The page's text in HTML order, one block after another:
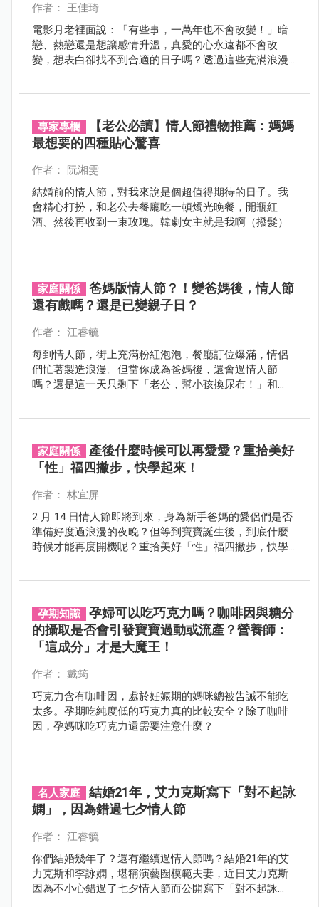
作者： 王佳琦
電影月老裡面說：「有些事，一萬年也不會改變！」暗
戀、熱戀還是想讓感情升溫，真愛的心永遠都不會改
變，想表白卻找不到合適的日子嗎？透過這些充滿浪漫
專家專欄
【老公必讀】情人節禮物推薦：媽媽
最想要的四種貼心驚喜
作者： 阮湘雯
結婚前的情人節，對我來說是個超值得期待的日子。我
會精心打扮，和老公去餐廳吃一頓燭光晚餐，開瓶紅
酒、然後再收到一束玫瑰。韓劇女主就是我啊（撥髮）
家庭關係
爸媽版情人節？！變爸媽後，情人節
還有戲嗎？還是已變親子日？
作者： 江睿毓
每到情人節，街上充滿粉紅泡泡，餐廳訂位爆滿，情侶
們忙著製造浪漫。但當你成為爸媽後，還會過情人節
嗎？還是這一天只剩下「老公，幫小孩換尿布！」和
家庭關係
產後什麼時候可以再愛愛？重拾美好
「性」福四撇步，快學起來！
作者： 林宜屏
2 月 14 日情人節即將到來，身為新手爸媽的愛侶們是否
準備好度過浪漫的夜晚？但等到寶寶誕生後，到底什麼
時候才能再度開機呢？重拾美好「性」福四撇步，快學
孕期知識
孕婦可以吃巧克力嗎？咖啡因與糖分
的攝取是否會引發寶寶過動或流產？營養師：
「這成分」才是大魔王！
作者： 戴筠
巧克力含有咖啡因，處於妊娠期的媽咪總被告誡不能吃
太多。孕期吃純度低的巧克力真的比較安全？除了咖啡
因，孕媽咪吃巧克力還需要注意什麼？
名人家庭
結婚21年，艾力克斯寫下「對不起詠
嫻」，因為錯過七夕情人節
作者： 江睿毓
你們結婚幾年了？還有繼續過情人節嗎？結婚21年的艾
力克斯和李詠嫻，堪稱演藝圈模範夫妻，近日艾力克斯
因為不小心錯過了七夕情人節而公開寫下「對不起詠